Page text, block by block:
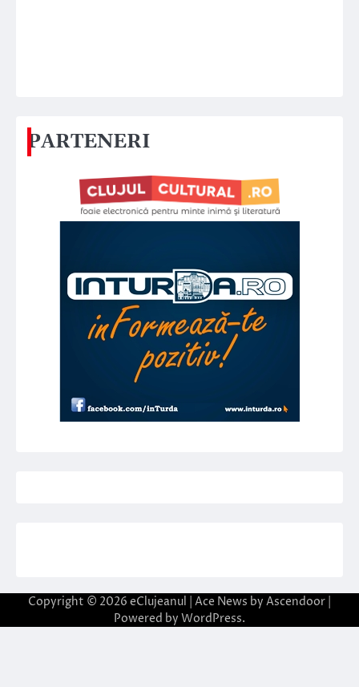
PARTENERI
Copyright © 2026 eClujeanul | Ace News by Ascendoor
Powered by WordPress.